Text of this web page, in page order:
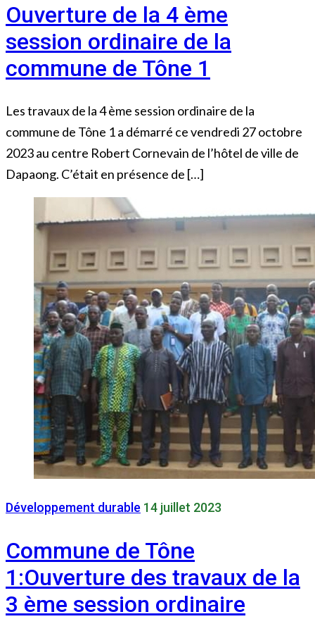
Ouverture de la 4 ème
session ordinaire de la
commune de Tône 1
Les travaux de la 4 ème session ordinaire de la
commune de Tône 1 a démarré ce vendredi 27 octobre
2023 au centre Robert Cornevain de l’hôtel de ville de
Dapaong. C’était en présence de […]
Développement durable 14 juillet 2023
Commune de Tône
1:Ouverture des travaux de la
3 ème session ordinaire